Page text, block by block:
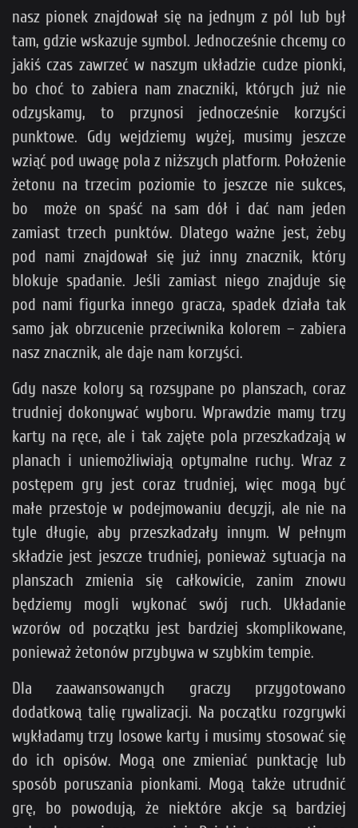
nasz pionek znajdował się na jednym z pól lub był
tam, gdzie wskazuje symbol. Jednocześnie chcemy co
jakiś czas zawrzeć w naszym układzie cudze pionki,
bo choć to zabiera nam znaczniki, których już nie
odzyskamy, to przynosi jednocześnie korzyści
punktowe. Gdy wejdziemy wyżej, musimy jeszcze
wziąć pod uwagę pola z niższych platform. Położenie
żetonu na trzecim poziomie to jeszcze nie sukces,
bo może on spaść na sam dół i dać nam jeden
zamiast trzech punktów. Dlatego ważne jest, żeby
pod nami znajdował się już inny znacznik, który
blokuje spadanie. Jeśli zamiast niego znajduje się
pod nami figurka innego gracza, spadek działa tak
samo jak obrzucenie przeciwnika kolorem – zabiera
nasz znacznik, ale daje nam korzyści.
Gdy nasze kolory są rozsypane po planszach, coraz
trudniej dokonywać wyboru. Wprawdzie mamy trzy
karty na ręce, ale i tak zajęte pola przeszkadzają w
planach i uniemożliwiają optymalne ruchy. Wraz z
postępem gry jest coraz trudniej, więc mogą być
małe przestoje w podejmowaniu decyzji, ale nie na
tyle długie, aby przeszkadzały innym. W pełnym
składzie jest jeszcze trudniej, ponieważ sytuacja na
planszach zmienia się całkowicie, zanim znowu
będziemy mogli wykonać swój ruch. Układanie
wzorów od początku jest bardziej skomplikowane,
ponieważ żetonów przybywa w szybkim tempie.
Dla zaawansowanych graczy przygotowano
dodatkową talię rywalizacji. Na początku rozgrywki
wykładamy trzy losowe karty i musimy stosować się
do ich opisów. Mogą one zmieniać punktację lub
sposób poruszania pionkami. Mogą także utrudnić
grę, bo powodują, że niektóre akcje są bardziej